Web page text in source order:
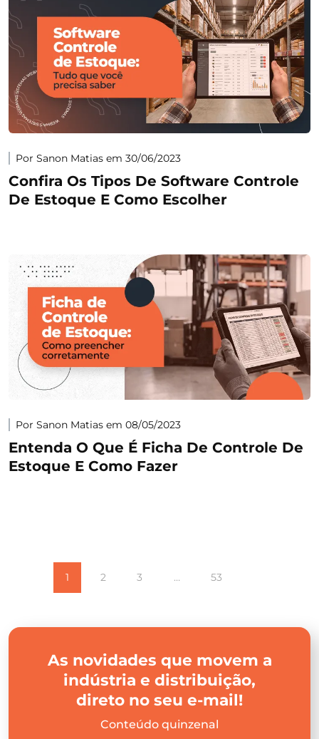
Por Sanon Matias em 30/06/2023
Confira Os Tipos De Software Controle
De Estoque E Como Escolher
Por Sanon Matias em 08/05/2023
Entenda O Que É Ficha De Controle De
Estoque E Como Fazer
1 2 3 … 53
As novidades que movem a
indústria e distribuição,
direto no seu e-mail!
Conteúdo quinzenal